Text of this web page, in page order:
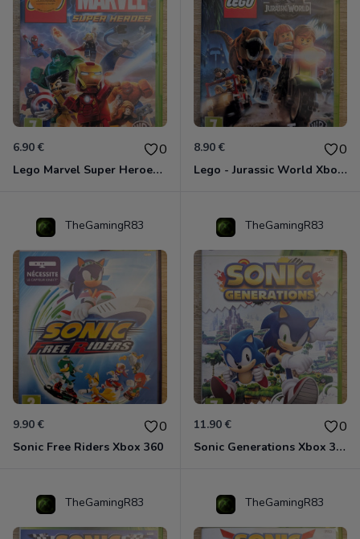
6.90 € 0
Lego Marvel Super Heroes Xbox 360
8.90 € 0
Lego - Jurassic World Xbox 360
TheGamingR83
9.90 € 0
Sonic Free Riders Xbox 360
TheGamingR83
11.90 € 0
Sonic Generations Xbox 360
TheGamingR83 TheGamingR83